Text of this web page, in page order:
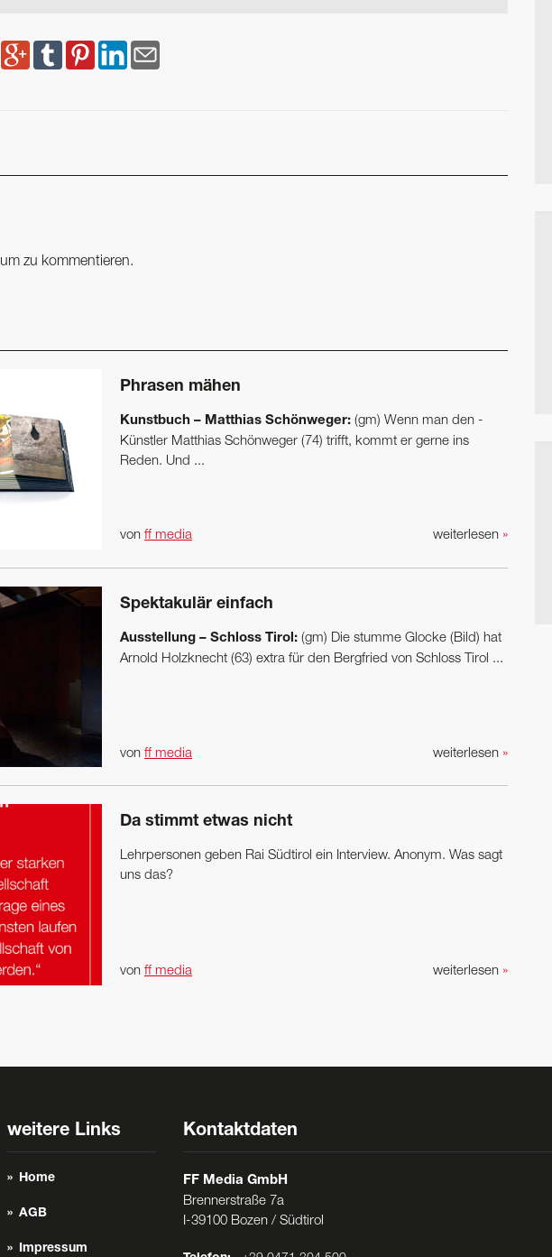
um zu kommentieren.
Phrasen mähen
Kunstbuch – Matthias Schönweger: (gm) Wenn man den -
Künstler Matthias Schönweger (74) trifft, kommt er gerne ins
Reden. Und ...
weiterlesen »
von ff media
Spektakulär einfach
Ausstellung – Schloss Tirol: (gm) Die stumme Glocke (Bild) hat
Arnold Holzknecht (63) extra für den Bergfried von Schloss Tirol ...
weiterlesen »
von ff media
Da stimmt etwas nicht
Lehrpersonen geben Rai Südtirol ein Interview. Anonym. Was sagt
uns das?
weiterlesen »
von ff media
weitere Links
Home
AGB
Impressum
Kontaktdaten
FF Media GmbH
Brennerstraße 7a
I-39100 Bozen / Südtirol